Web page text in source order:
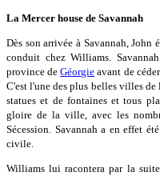
La Mercer house de Savannah
Dès son arrivée à Savannah,
conduit chez Williams.
province deGéorgie avant de
C'est l'une des plus belles villes de
statues et de fontaines et tous
gloire de la ville, avec les
Sécession. Savannah a en effet
civile.
Williams lui racontera par la